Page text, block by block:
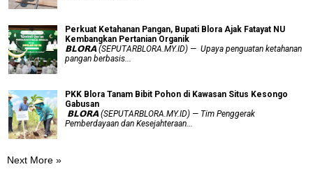
​Perkuat Ketahanan Pangan, Bupati Blora Ajak Fatayat NU
Kembangkan Pertanian Organik
𝗕𝗟𝗢𝗥𝗔 (SEPUTARBLORA.MY.ID) — Upaya penguatan ketahanan
pangan berbasis...
PKK Blora Tanam Bibit Pohon di Kawasan Situs Kesongo
Gabusan
‎ 𝗕𝗟𝗢𝗥𝗔 (SEPUTARBLORA.MY.ID) — Tim Penggerak
Pemberdayaan dan Kesejahteraan...
Next More »